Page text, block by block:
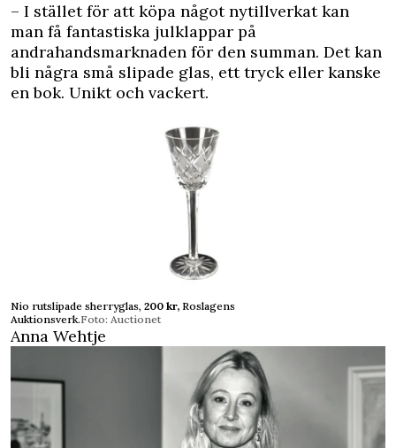
– I stället för att köpa något nytillverkat kan
man få fantastiska julklappar på
andrahandsmarknaden för den summan. Det kan
bli några små slipade glas, ett tryck eller kanske
en bok. Unikt och vackert.
Nio rutslipade sherryglas, 200 kr, Roslagens
Auktionsverk.Foto: Auctionet
Anna Wehtje